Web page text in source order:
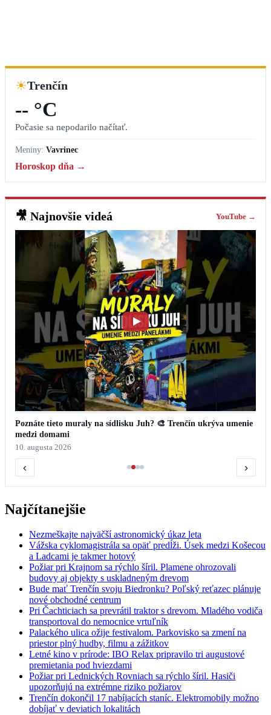
☀Trenčín
-- °C
Počasie sa nepodarilo načítať.
Meniny: Vavrinec
Horoskop dňa →
🎥 Najnovšie videá YouTube →
Poznáte tieto muraly na sídlisku Juh? 🎨 Trenčín ukrýva umenie
medzi domami
10. augusta 2026
‹ ›
Najčítanejšie
Nezmeškajte najväčší astronomický úkaz leta
Vážska cyklomagistrála sa opäť predĺži. Úsek medzi Košecou
a Ladcami je takmer hotový
Požiar pri Krajnom sa rýchlo šíril. Plamene ohrozovali
budovy aj objekty s uskladneným drevom
Bude mať Trenčín svoju Biedronku? Poľský reťazec plánuje
nové obchodné centrum
Pri Čachticiach sa prevrátil traktor s drevom. Mladého vodiča
transportoval do nemocnice vrtuľník
Palackého ulica ožije festivalom. Parkovisko sa zmení na
priestor plný hudby, filmu a zážitkov
Letné kino v prírode: IBO Relax pripravilo tri augustové
premietania pod hviezdami
Požiar pri Lednických Rovniach sa rýchlo šíril. Hasiči
upozorňujú na extrémne riziko požiarov
Trenčín dokončil 17 nabíjacích staníc. Elektromobily možno
dobíjať v deviatich lokalitách